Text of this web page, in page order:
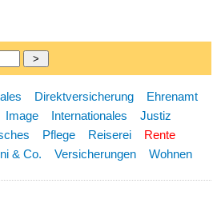
Direktversicherung
Ehrenamt
Image Internationales
Justiz
Pflege Reiserei
Rente
& Co. Versicherungen Wohnen